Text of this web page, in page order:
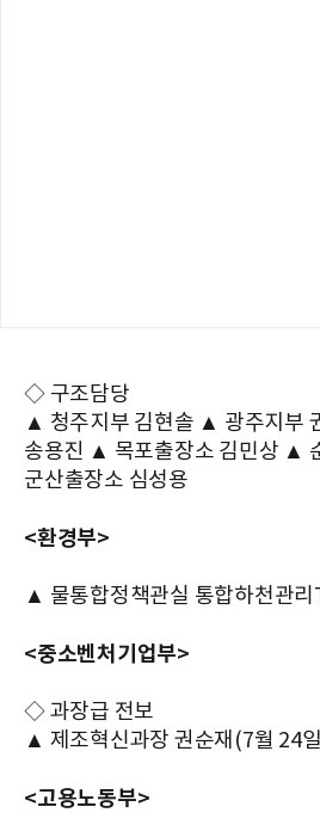
◇ 구조담당
▲ 청주지부 김현솔 ▲ 광주지부
송용진 ▲ 목포출장소 김민상 ▲
군산출장소 심성용
<환경부>
▲ 물통합정책관실 통합하천관리
<중소벤처기업부>
◇ 과장급 전보
▲ 제조혁신과장 권순재(7월 24
<고용노동부>